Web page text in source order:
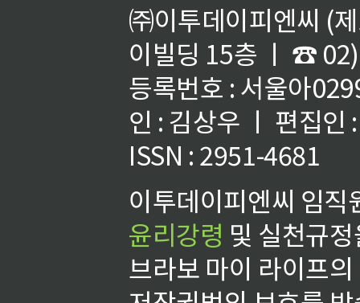
㈜이투데이피엔씨 (
이빌딩 15층 ㅣ ☎
등록번호 : 서울아
인 : 김상우 ㅣ 편집인
ISSN : 2951-4681
이투데이피엔씨 임
윤리강령 및 실천규
브라보 마이 라이프